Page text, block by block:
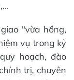
"vừa hồng,
vụ trong kỷ
hoạch, đào
trị, chuyên